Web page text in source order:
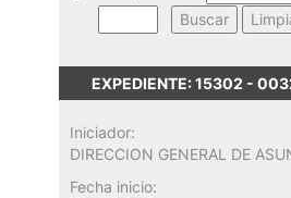
EXPEDIENTE: 15302 -
Iniciador:
DIRECCION GENERAL DE
Fecha inicio: